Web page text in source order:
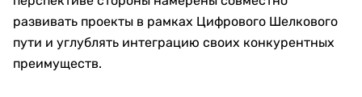
развивать проекты в рамках Цифрового Шелкового
пути и углублять интеграцию своих конкурентных
преимуществ.